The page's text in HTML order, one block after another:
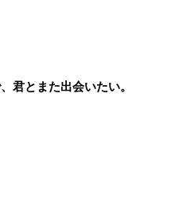
君とまた出会いたい。